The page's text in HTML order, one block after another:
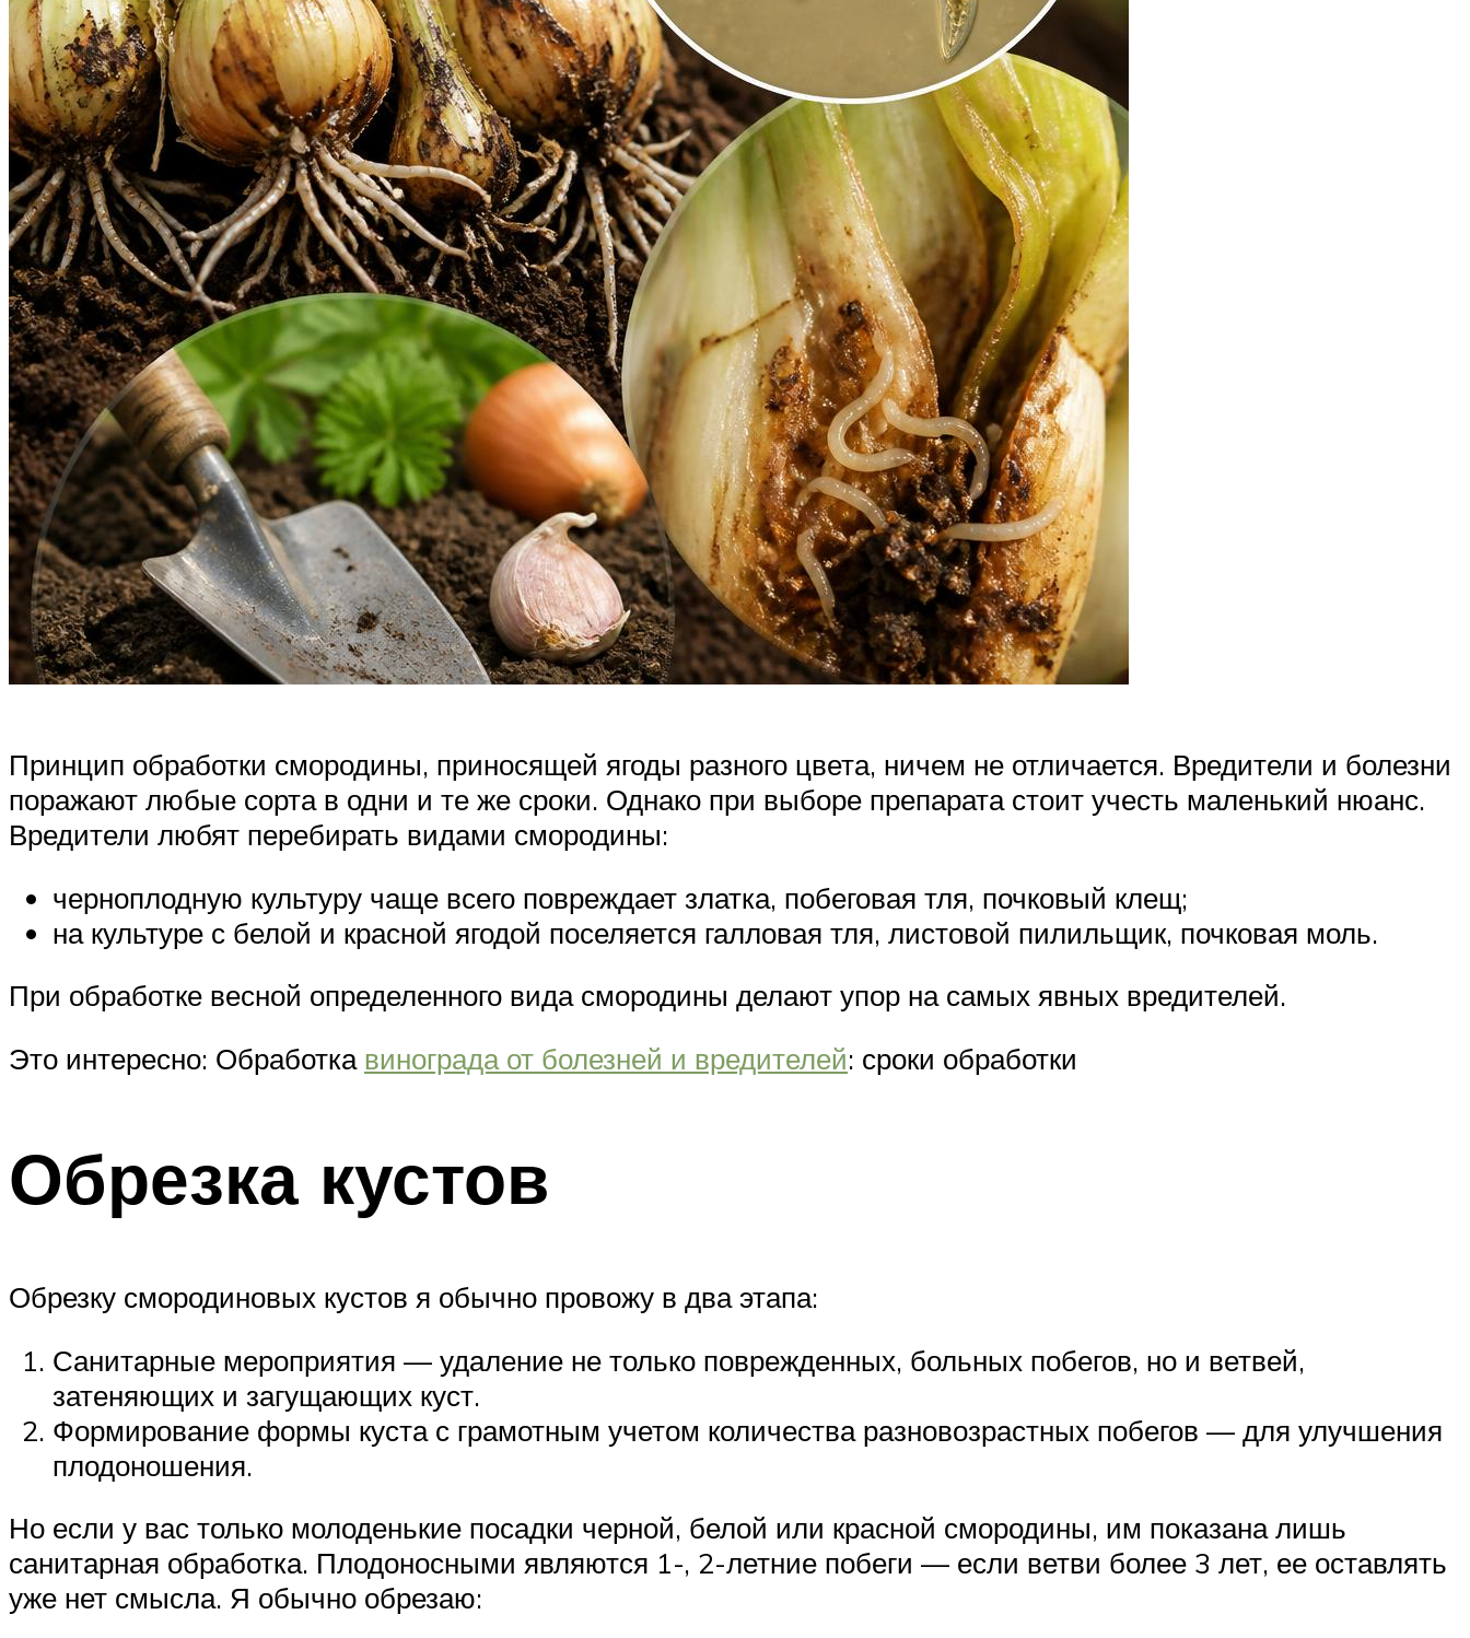
Принцип обработки смородины, приносящей ягоды разного цвета, ничем не отличается. Вредители и болезни
поражают любые сорта в одни и те же сроки. Однако при выборе препарата стоит учесть маленький нюанс.
Вредители любят перебирать видами смородины:
черноплодную культуру чаще всего повреждает златка, побеговая тля, почковый клещ;
на культуре с белой и красной ягодой поселяется галловая тля, листовой пилильщик, почковая моль.
При обработке весной определенного вида смородины делают упор на самых явных вредителей.
Это интересно: Обработка винограда от болезней и вредителей: сроки обработки
Обрезка кустов
Обрезку смородиновых кустов я обычно провожу в два этапа:
Санитарные мероприятия — удаление не только поврежденных, больных побегов, но и ветвей,
затеняющих и загущающих куст.
Формирование формы куста с грамотным учетом количества разновозрастных побегов — для улучшения
плодоношения.
Но если у вас только молоденькие посадки черной, белой или красной смородины, им показана лишь
санитарная обработка. Плодоносными являются 1-, 2-летние побеги — если ветви более 3 лет, ее оставлять
уже нет смысла. Я обычно обрезаю: